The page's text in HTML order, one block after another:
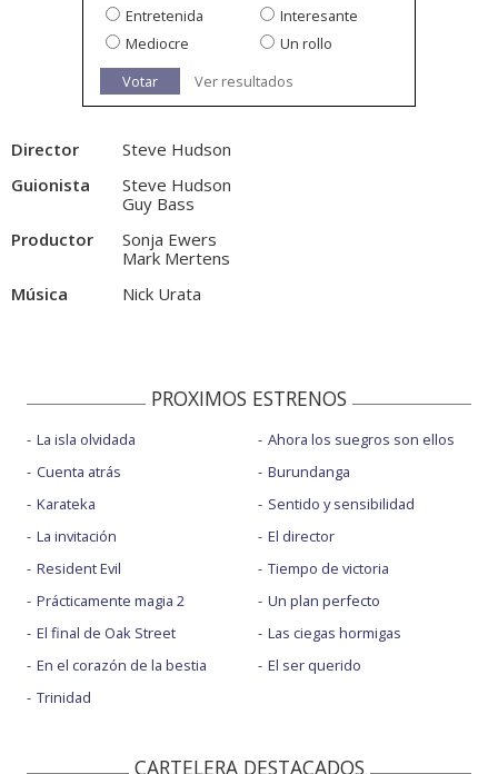
Entretenida
Interesante
Mediocre
Un rollo
Votar
Ver resultados
Director
Steve Hudson
Guionista
Steve Hudson
Guy Bass
Productor
Sonja Ewers
Mark Mertens
Música
Nick Urata
PROXIMOS ESTRENOS
La isla olvidada
Cuenta atrás
Karateka
La invitación
Resident Evil
Prácticamente magia 2
El final de Oak Street
En el corazón de la bestia
Trinidad
Ahora los suegros son ellos
Burundanga
Sentido y sensibilidad
El director
Tiempo de victoria
Un plan perfecto
Las ciegas hormigas
El ser querido
CARTELERA DESTACADOS